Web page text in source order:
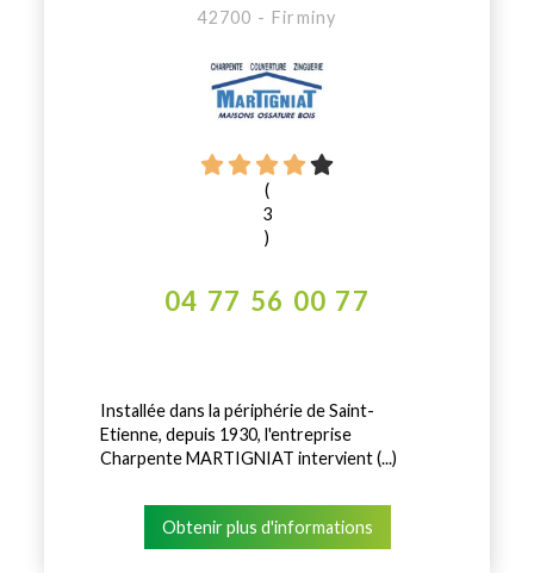
42700 - Firminy
(
3
)
04 77 56 00 77
Installée dans la périphérie de Saint-
Etienne, depuis 1930, l'entreprise
Charpente MARTIGNIAT intervient (...)
Obtenir plus d'informations